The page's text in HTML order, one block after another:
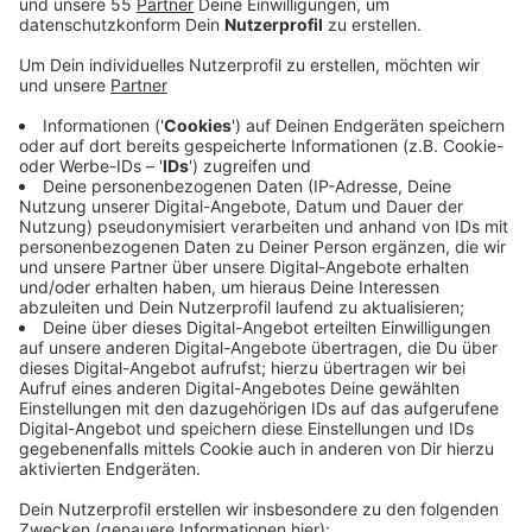
Veröffentlicht:Dienstag, 23.06.2020 14:40
Anzeige
Seit einigen Wochen wird aber wieder nach der
normalen Taktung gefahren. Mittlerweile liege man
wieder bei über 50 Prozent des Normalverkehrs, sagte
uns eine Rheinbahnsprecherin.
In den Bussen und Stadtbahnen der Rheinbahn würden
sich zudem fast alle Fahrgäste an die Maskenpflicht
halten. Wenn Kunden ohne Maske einsteigen wollen,
werden sie von den Rheinbahnmitarbeitern auf die
Pflicht hingewiesen. Wer sich nicht an sie hält, darf
nicht mitfahren oder wird gebeten, den
Haltestellenbereich zu verlassen. Um das
Polizei und das Ordnungsamt hinzuziehen.